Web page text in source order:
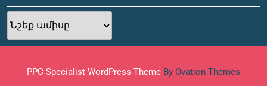
PPC Specialist WordPress Theme By Ovation Themes